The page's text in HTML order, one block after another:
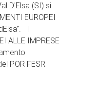
D'Elsa (SI) si
EUROPEI
I
ALLE IMPRESE
POR FESR